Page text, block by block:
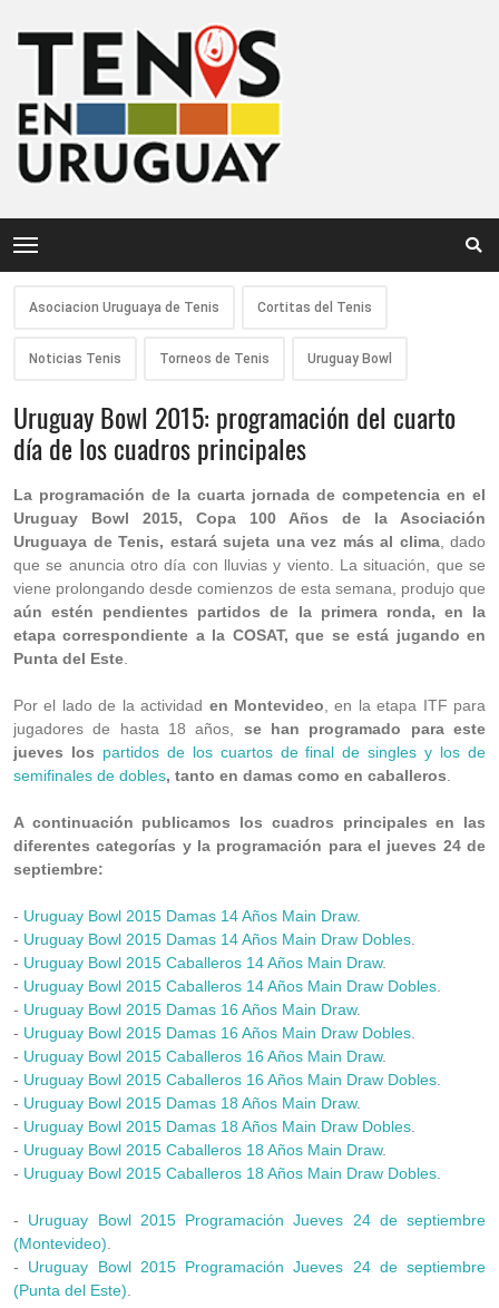
Asociacion Uruguaya de Tenis Cortitas del Tenis
Noticias Tenis Torneos de Tenis Uruguay Bowl
Uruguay Bowl 2015: programación del cuarto
día de los cuadros principales
La programación de la cuarta jornada de competencia en el
Uruguay Bowl 2015, Copa 100 Años de la Asociación
Uruguaya de Tenis, estará sujeta una vez más al clima, dado
que se anuncia otro día con lluvias y viento. La situación, que se
viene prolongando desde comienzos de esta semana, produjo que
aún estén pendientes partidos de la primera ronda, en la
etapa correspondiente a la COSAT, que se está jugando en
Punta del Este
Por el lado de la actividad en Montevideo , en la etapa ITF para
jugadores de hasta 18 años, se han programado para este
jueves los partidos de los cuartos de final de singles y los de
semifinales de dobles, tanto en damas como en caballeros
A continuación publicamos los cuadros principales en las
diferentes categorías y la programación para el jueves 24 de
septiembre:
- Uruguay Bowl 2015 Damas 14 Años Main Draw.
- Uruguay Bowl 2015 Damas 14 Años Main Draw Dobles
- Uruguay Bowl 2015 Caballeros 14 Años Main Draw.
- Uruguay Bowl 2015 Caballeros 14 Años Main Draw Dobles
- Uruguay Bowl 2015 Damas 16 Años Main Draw.
- Uruguay Bowl 2015 Damas 16 Años Main Draw Dobles
- Uruguay Bowl 2015 Caballeros 16 Años Main Draw.
- Uruguay Bowl 2015 Caballeros 16 Años Main Draw Dobles
- Uruguay Bowl 2015 Damas 18 Años Main Draw.
- Uruguay Bowl 2015 Damas 18 Años Main Draw Dobles
- Uruguay Bowl 2015 Caballeros 18 Años Main Draw.
- Uruguay Bowl 2015 Caballeros 18 Años Main Draw Dobles
- Uruguay Bowl 2015 Programación Jueves 24 de septiembre
(Montevideo)
- Uruguay Bowl 2015 Programación Jueves 24 de septiembre
(Punta del Este)